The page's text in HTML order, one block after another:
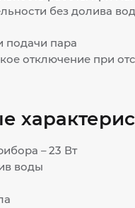
без долива
подачи пара
отключение при
– 23 Вт
воды